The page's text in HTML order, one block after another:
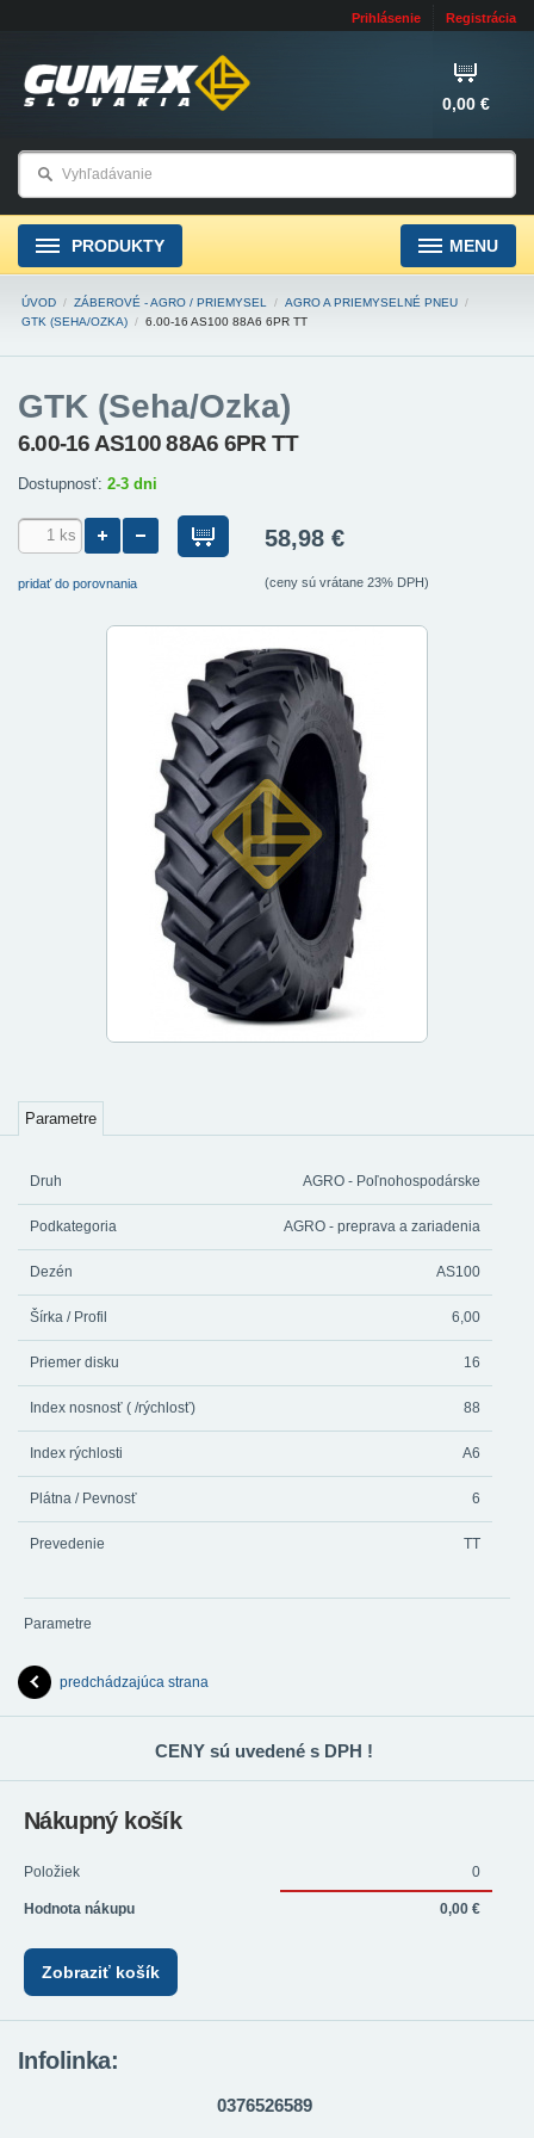
Prihlásenie Registrácia
0,00 €
PRODUKTY MENU
ÚVOD / ZÁBEROVÉ - AGRO / PRIEMYSEL / AGRO A PRIEMYSELNÉ PNEU /
GTK (SEHA/OZKA) / 6.00-16 AS100 88A6 6PR TT
GTK (Seha/Ozka)
6.00-16 AS100 88A6 6PR TT
Dostupnosť: 2-3 dni
pridať do porovnania
58,98 €
(ceny sú vrátane 23% DPH)
Parametre
Druh AGRO - Poľnohospodárske
Podkategoria AGRO - preprava a zariadenia
Dezén AS100
Šírka / Profil 6,00
Priemer disku 16
Index nosnosť ( /rýchlosť) 88
Index rýchlosti A6
Plátna / Pevnosť 6
Prevedenie TT
Parametre
predchádzajúca strana
CENY sú uvedené s DPH !
Nákupný košík
Položiek 0
Hodnota nákupu 0,00 €
Zobraziť košík
Infolinka:
0376526589